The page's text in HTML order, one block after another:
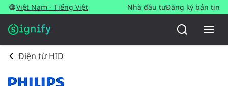
Việt Nam - Tiếng Việt Nhà đầu tưĐăng ký bản tin
Điện từ HID